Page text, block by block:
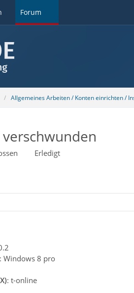
Forum
Allgemeines Arbeiten / Konten einrichten /
Erledigt
: Windows 8 pro
: t-online